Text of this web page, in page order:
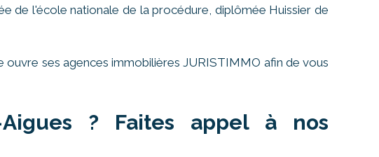
de l'école nationale de la procédure, diplômée Huissier de
ses agences immobilières JURISTIMMO afin de vous
? Faites appel à nos